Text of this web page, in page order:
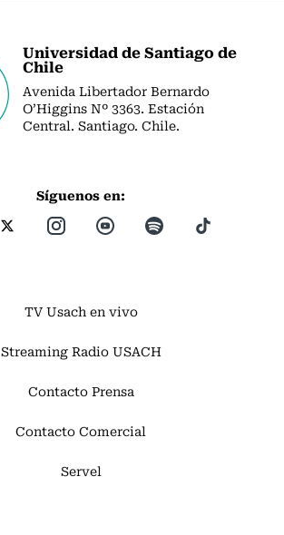
Universidad de Santiago de
Chile
Avenida Libertador Bernardo
O’Higgins Nº 3363. Estación
Central. Santiago. Chile.
Síguenos en:
TV Usach en vivo
Streaming Radio USACH
Contacto Prensa
Contacto Comercial
Servel